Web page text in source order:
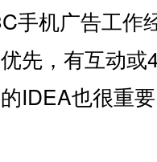
手机广告工作
先，有互动
IDEA也很重